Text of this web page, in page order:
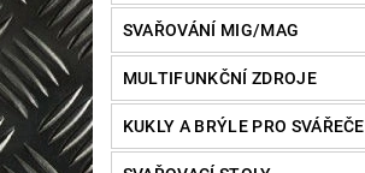
SVAŘOVÁNÍ MIG/MAG
MULTIFUNKČNÍ ZDROJE
KUKLY A BRÝLE PRO SVÁŘEČE